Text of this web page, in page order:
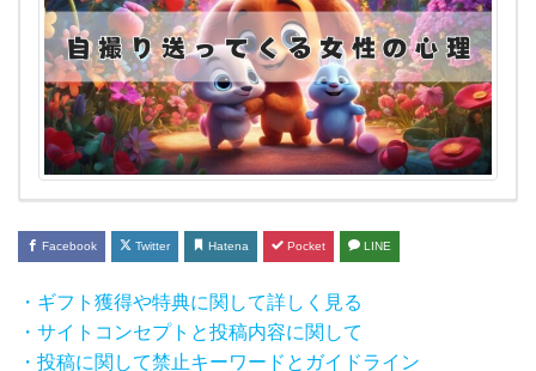
心理
を教
えて
くだ
さ
い！
好意
のア
ピー
ルな
Facebook Twitter Hatena Pocket LINE
・ギフト獲得や特典に関して詳しく見る
・サイトコンセプトと投稿内容に関して
・投稿に関して禁止キーワードとガイドライン